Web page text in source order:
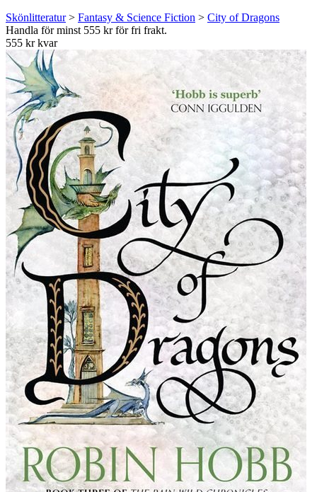
Skönlitteratur> Fantasy & Science Fiction > City of Dragons
Handla för minst 555 kr för fri frakt.
555 kr kvar